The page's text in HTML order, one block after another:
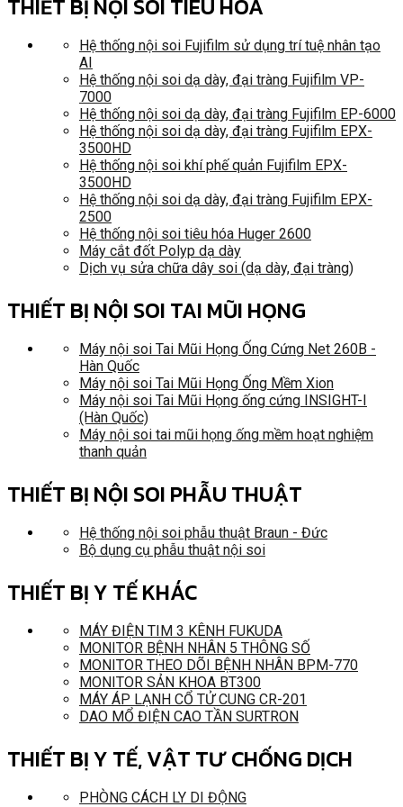
THIẾT BỊ NỘI SOI TIÊU HÓA
Hệ thống nội soi Fujifilm sử dụng trí tuệ nhân tạo
AI
Hệ thống nội soi dạ dày, đại tràng Fujifilm VP-
7000
Hệ thống nội soi dạ dày, đại tràng Fujifilm EP-6000
Hệ thống nội soi dạ dày, đại tràng Fujifilm EPX-
3500HD
Hệ thống nội soi khí phế quản Fujifilm EPX-
3500HD
Hệ thống nội soi dạ dày, đại tràng Fujifilm EPX-
2500
Hệ thống nội soi tiêu hóa Huger 2600
Máy cắt đốt Polyp dạ dày
Dịch vụ sửa chữa dây soi (dạ dày, đại tràng)
THIẾT BỊ NỘI SOI TAI MŨI HỌNG
Máy nội soi Tai Mũi Họng Ống Cứng Net 260B -
Hàn Quốc
Máy nội soi Tai Mũi Họng Ống Mềm Xion
Máy nội soi Tai Mũi Họng ống cứng INSIGHT-I
(Hàn Quốc)
Máy nội soi tai mũi họng ống mềm hoạt nghiệm
thanh quản
THIẾT BỊ NỘI SOI PHẪU THUẬT
Hệ thống nội soi phẫu thuật Braun - Đức
Bộ dụng cụ phẫu thuật nội soi
THIẾT BỊ Y TẾ KHÁC
MÁY ĐIỆN TIM 3 KÊNH FUKUDA
MONITOR BỆNH NHÂN 5 THÔNG SỐ
MONITOR THEO DÕI BỆNH NHÂN BPM-770
MONITOR SẢN KHOA BT300
MÁY ÁP LẠNH CỔ TỬ CUNG CR-201
DAO MỔ ĐIỆN CAO TẦN SURTRON
THIẾT BỊ Y TẾ, VẬT TƯ CHỐNG DỊCH
PHÒNG CÁCH LY DI ĐỘNG